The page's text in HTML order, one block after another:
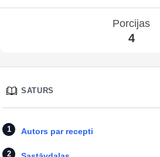
Porcijas
4
SATURS
Autors par recepti